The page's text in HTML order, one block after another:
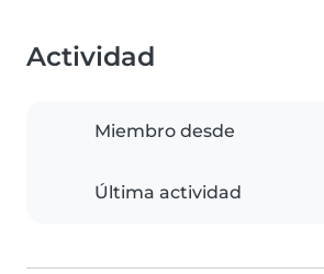
Actividad
Miembro desde
Última actividad